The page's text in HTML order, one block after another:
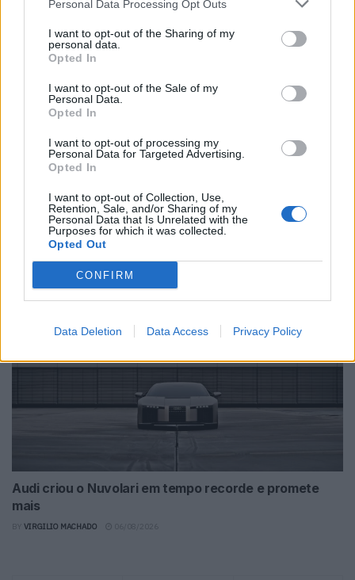
Personal Data Processing Opt Outs
I want to opt-out of the Sharing of my
personal data.
Opted In
I want to opt-out of the Sale of my
Personal Data.
Opted In
I want to opt-out of processing my
Personal Data for Targeted Advertising.
Opted In
I want to opt-out of Collection, Use,
Retention, Sale, and/or Sharing of my
Personal Data that Is Unrelated with the
Purposes for which it was collected.
Opted Out
CONFIRM
Data Deletion Data Access Privacy Policy
Produção automóvel cai e deixa indústria à espera de
novo sinal
VIRGILIO MACHADO 06/08/2026
Audi criou o Nuvolari em tempo recorde e promete
mais
VIRGILIO MACHADO